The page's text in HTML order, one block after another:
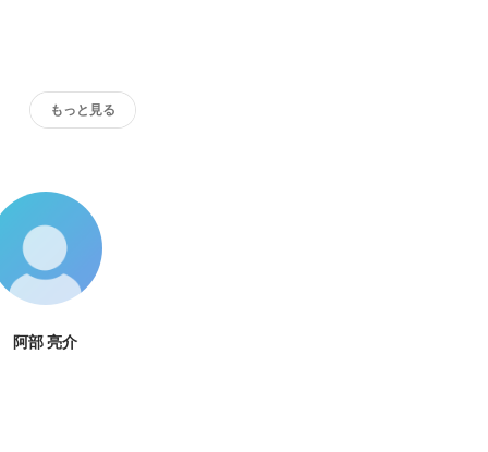
もっと見る
阿部 亮介